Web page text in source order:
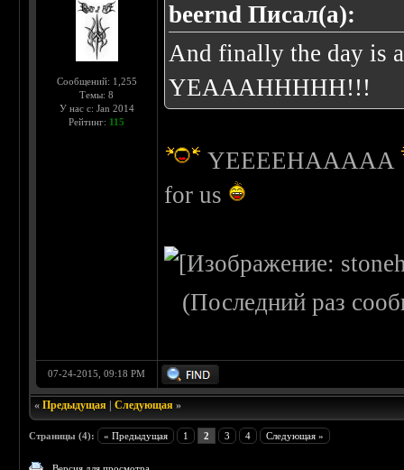
Сообщений: 1,255
Темы: 8
У нас с: Jan 2014
Рейтинг: 115
beernd Писал(а):
And finally the day is
YEAAAHHHHH!!!
YEEEEHAAAAA
for us
(Последний раз
07-24-2015, 09:18 PM
«Предыдущая |Следующая »
Страницы (4): « Предыдущая 1 2 3 4 Следующая »